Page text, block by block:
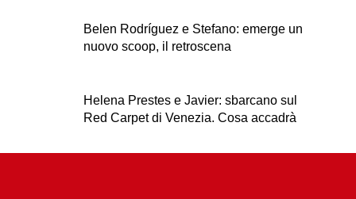
Belen Rodríguez e Stefano: emerge un
nuovo scoop, il retroscena
Helena Prestes e Javier: sbarcano sul
Red Carpet di Venezia. Cosa accadrà